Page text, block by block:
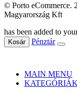
© Porto eCommerce.
Magyarország Kft
has been added to
Kosár Pénztár
MAIN MENU
KATEGÓRIÁK